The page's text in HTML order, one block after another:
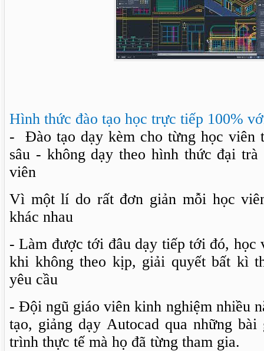
Hình thức đào tạo học trực tiếp 100%
- Đào tạo dạy kèm cho từng học viên
sâu - không dạy theo hình thức đại
viên
Vì một lí do rất đơn giản mỗi học
khác nhau
- Làm được tới đâu dạy tiếp tới đó, học
khi không theo kịp, giải quyết bất kì
yêu cầu
- Đội ngũ giáo viên kinh nghiệm nhiều
tạo, giảng dạy Autocad qua những
trình thực tế mà họ đã từng tham gia.